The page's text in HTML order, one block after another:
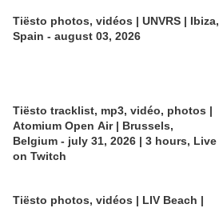
Tiësto photos, vidéos | UNVRS | Ibiza,
Spain - august 03, 2026
Tiësto tracklist, mp3, vidéo, photos |
Atomium Open Air | Brussels,
Belgium - july 31, 2026 | 3 hours, Live
on Twitch
Tiësto photos, vidéos | LIV Beach |